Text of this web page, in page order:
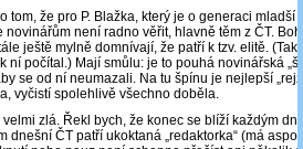
tom, že pro P. Blažka, který je o generaci mladší
novinářům není radno věřit, hlavně těm z ČT.
ještě mylně domnívají, že patří k tzv. elitě.
ní počítal.) Mají smůlu: je to pouhá novinářská
se od ní neumazali. Na tu špínu je nejlepší
vyčistí spolehlivě všechno doběla.
zlá. Řekl bych, že konec se blíží každým
dnešní ČT patří ukoktaná „redaktorka“ (má